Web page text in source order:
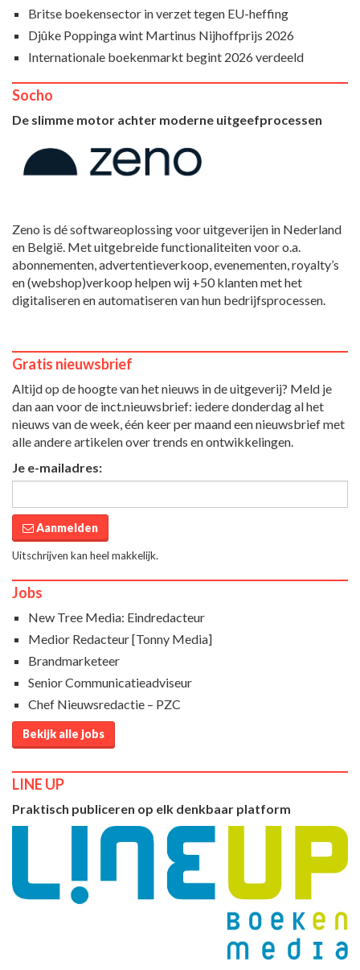
Britse boekensector in verzet tegen EU-heffing
Djûke Poppinga wint Martinus Nijhoffprijs 2026
Internationale boekenmarkt begint 2026 verdeeld
Socho
De slimme motor achter moderne uitgeefprocessen
Zeno is dé softwareoplossing voor uitgeverijen in Nederland
en België. Met uitgebreide functionaliteiten voor o.a.
abonnementen, advertentieverkoop, evenementen, royalty’s
en (webshop)verkoop helpen wij +50 klanten met het
digitaliseren en automatiseren van hun bedrijfsprocessen.
Gratis nieuwsbrief
Altijd op de hoogte van het nieuws in de uitgeverij? Meld je
dan aan voor de inct.nieuwsbrief: iedere donderdag al het
nieuws van de week, één keer per maand een nieuwsbrief met
alle andere artikelen over trends en ontwikkelingen.
Je e-mailadres:
Aanmelden
Uitschrijven kan heel makkelijk.
Jobs
New Tree Media: Eindredacteur
Medior Redacteur [Tonny Media]
Brandmarketeer
Senior Communicatieadviseur
Chef Nieuwsredactie – PZC
Bekijk alle jobs
LINE UP
Praktisch publiceren op elk denkbaar platform